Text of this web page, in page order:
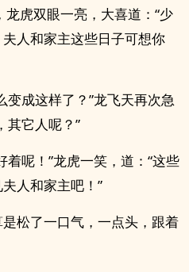
虎双眼一亮，大喜道：“少
人和家主这些日子可想你
变成这样了？”龙飞天再次急
其它人呢？”
着呢！”龙虎一笑，道：“这些
人和家主吧！”
松了一口气，一点头，跟着